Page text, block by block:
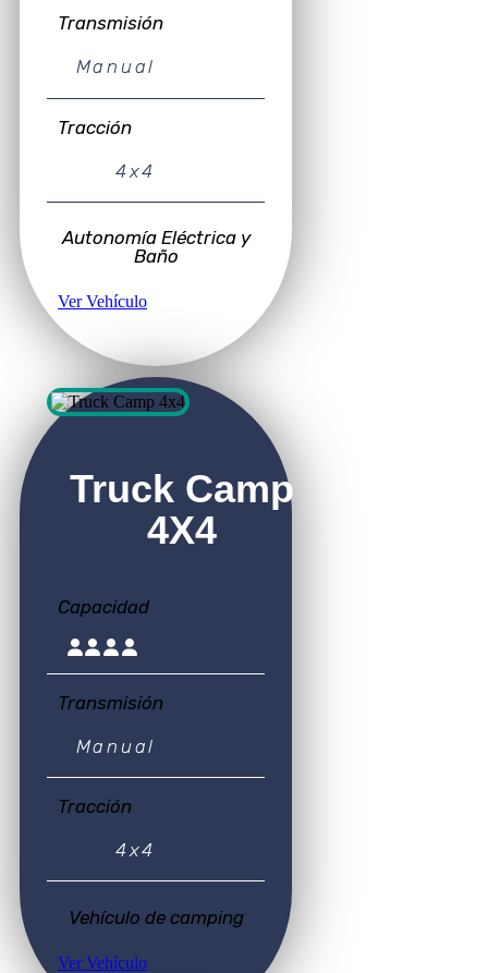
Transmisión
Manual
Tracción
4x4
Autonomía Eléctrica y
Baño
Ver Vehículo
Truck Camp
4X4
Capacidad
Transmisión
Manual
Tracción
4x4
Vehículo de camping
Ver Vehículo